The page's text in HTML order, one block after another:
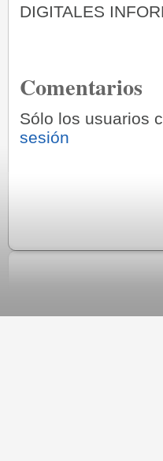
DIGITALES
Comentarios
Sólo los usuarios
sesión